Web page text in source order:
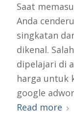
Saat
Anda
singkatan
dikenal.
dipelajari di
harga untuk
google
Read more